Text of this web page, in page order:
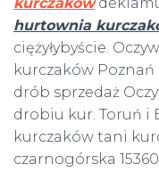
hurtownia
ciężyłybyście.
kurczaków
drób sprzedaż
drobiu kur. Toruń i
kurczaków tani
czarnogórska